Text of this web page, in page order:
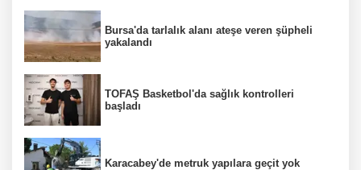
Bursa'da tarlalık alanı ateşe veren şüpheli
yakalandı
TOFAŞ Basketbol'da sağlık kontrolleri
başladı
Karacabey'de metruk yapılara geçit yok